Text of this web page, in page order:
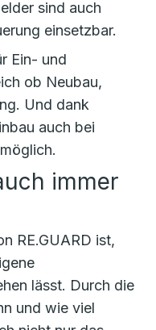
sind auch
einsetzbar.
Ein- und
ob Neubau,
Und dank
auch bei
immer
RE.GUARD ist,
lässt. Durch die
und wie viel